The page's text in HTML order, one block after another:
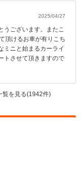
2025/04/27
うございます。またこ
頂けるお車が有りこち
ミニと始まるカーライ
トさせて頂きますので
を見る(1942件)